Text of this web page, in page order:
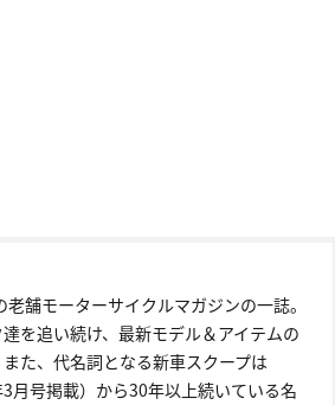
舗モーターサイクルマガジンの一誌。
を追い続け、最新モデル＆アイテムの
た、代名詞となる新車スクープは
月号掲載）から30年以上続いている名